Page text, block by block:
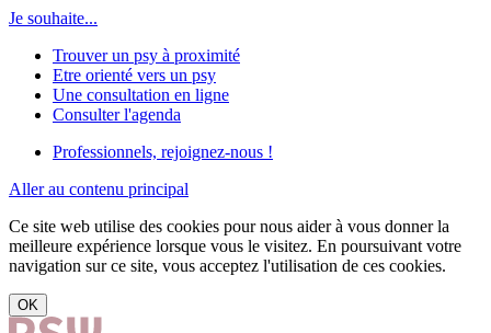
Je souhaite...
Trouver un psy à proximité
Etre orienté vers un psy
Une consultation en ligne
Consulter l'agenda
Professionnels, rejoignez-nous !
Aller au contenu principal
Ce site web utilise des cookies pour nous aider à vous donner la
meilleure expérience lorsque vous le visitez. En poursuivant votre
navigation sur ce site, vous acceptez l'utilisation de ces cookies.
OK